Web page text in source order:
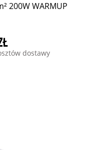
200W WARMUP
dostawy